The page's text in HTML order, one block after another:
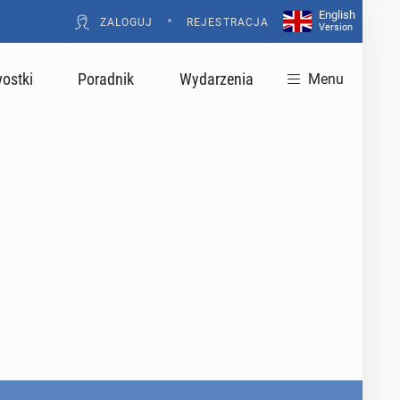
ZALOGUJ • REJESTRACJA
English
Version
Poradnik Wydarzenia Menu